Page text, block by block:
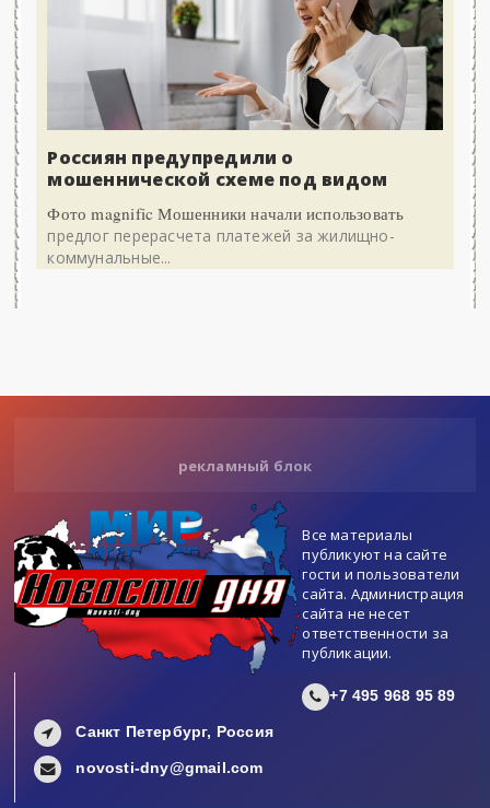
Россиян предупредили о
мошеннической схеме под видом
Фото magnific Мошенники начали использовать
предлог перерасчета платежей за жилищно-
коммунальные...
рекламный блок
Все материалы
публикуют на сайте
гости и пользователи
сайта. Администрация
сайта не несет
ответственности за
публикации.
+7 495 968 95 89
Санкт Петербург, Россия
novosti-dny@gmail.com